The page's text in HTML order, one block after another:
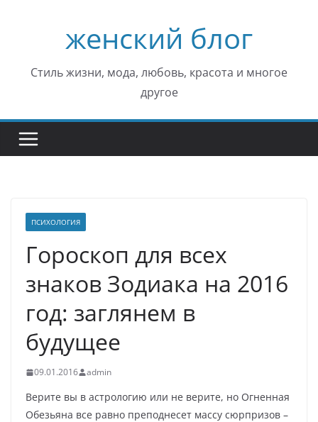
содержимомуженский блог
Стиль жизни, мода, любовь, красота и многое
другое
ПСИХОЛОГИЯ
Гороскоп для всех
знаков Зодиака на 2016
год: заглянем в
будущее
09.01.2016 admin
Верите вы в астрологию или не верите, но Огненная
Обезьяна все равно преподнесет массу сюрпризов –